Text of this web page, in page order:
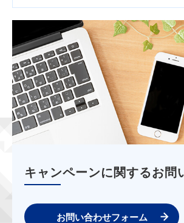
キャンペーンに関するお問
お問い合わせフォーム